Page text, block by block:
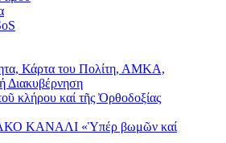
Κάρτα του Πολίτη, ΑΜΚΑ,
Διακυβέρνηση
κλήρου καί τῆς Ὀρθοδοξίας
ΚΑΝΑΛΙ «Ὑπέρ βωμῶν καί